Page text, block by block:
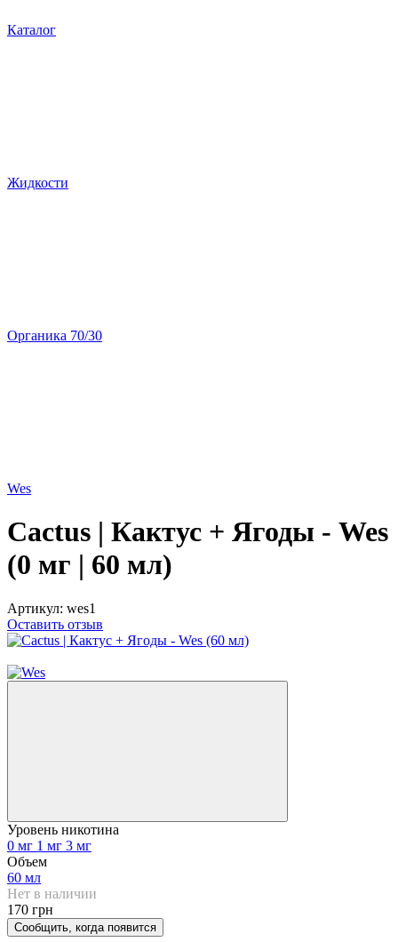
Каталог
Жидкости
Органика 70/30
Wes
Cactus | Кактус + Ягоды - Wes
(0 мг | 60 мл)
Артикул: wes1
Оставить отзыв
Уровень никотина
0 мг 1 мг 3 мг
Объем
60 мл
Нет в наличии
170 грн
Сообщить, когда появится